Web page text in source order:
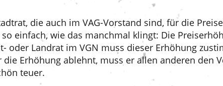
die auch im VAG-Vorstand sind, für die
einfach, wie das manchmal klingt: Die
oder Landrat im VGN muss dieser Erhöhung
Erhöhung ablehnt, muss er allen anderen den
teuer.